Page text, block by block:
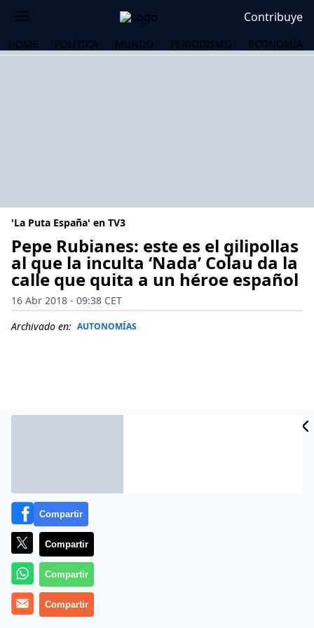
Contribuye
HOME POLÍTICA MUNDO PERIODISMO ECONOMÍA
'La Puta España' en TV3
Pepe Rubianes: este es el gilipollas
al que la inculta ‘Nada’ Colau da la
calle que quita a un héroe español
16 Abr 2018 - 09:38 CET
Archivado en: AUTONOMÍAS
Más información
Compartir
Compartir
Compartir
Compartir